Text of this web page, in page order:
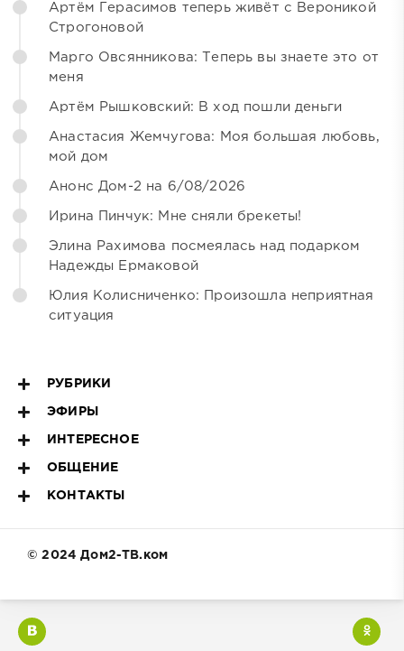
Артём Герасимов теперь живёт с Вероникой
Строгоновой
Марго Овсянникова: Теперь вы знаете это от
меня
Артём Рышковский: В ход пошли деньги
Анастасия Жемчугова: Моя большая любовь,
мой дом
Анонс Дом-2 на 6/08/2026
Ирина Пинчук: Мне сняли брекеты!
Элина Рахимова посмеялась над подарком
Надежды Ермаковой
Юлия Колисниченко: Произошла неприятная
ситуация
РУБРИКИ
ЭФИРЫ
ИНТЕРЕСНОЕ
ОБЩЕНИЕ
КОНТАКТЫ
© 2024 Дом2-ТВ.ком